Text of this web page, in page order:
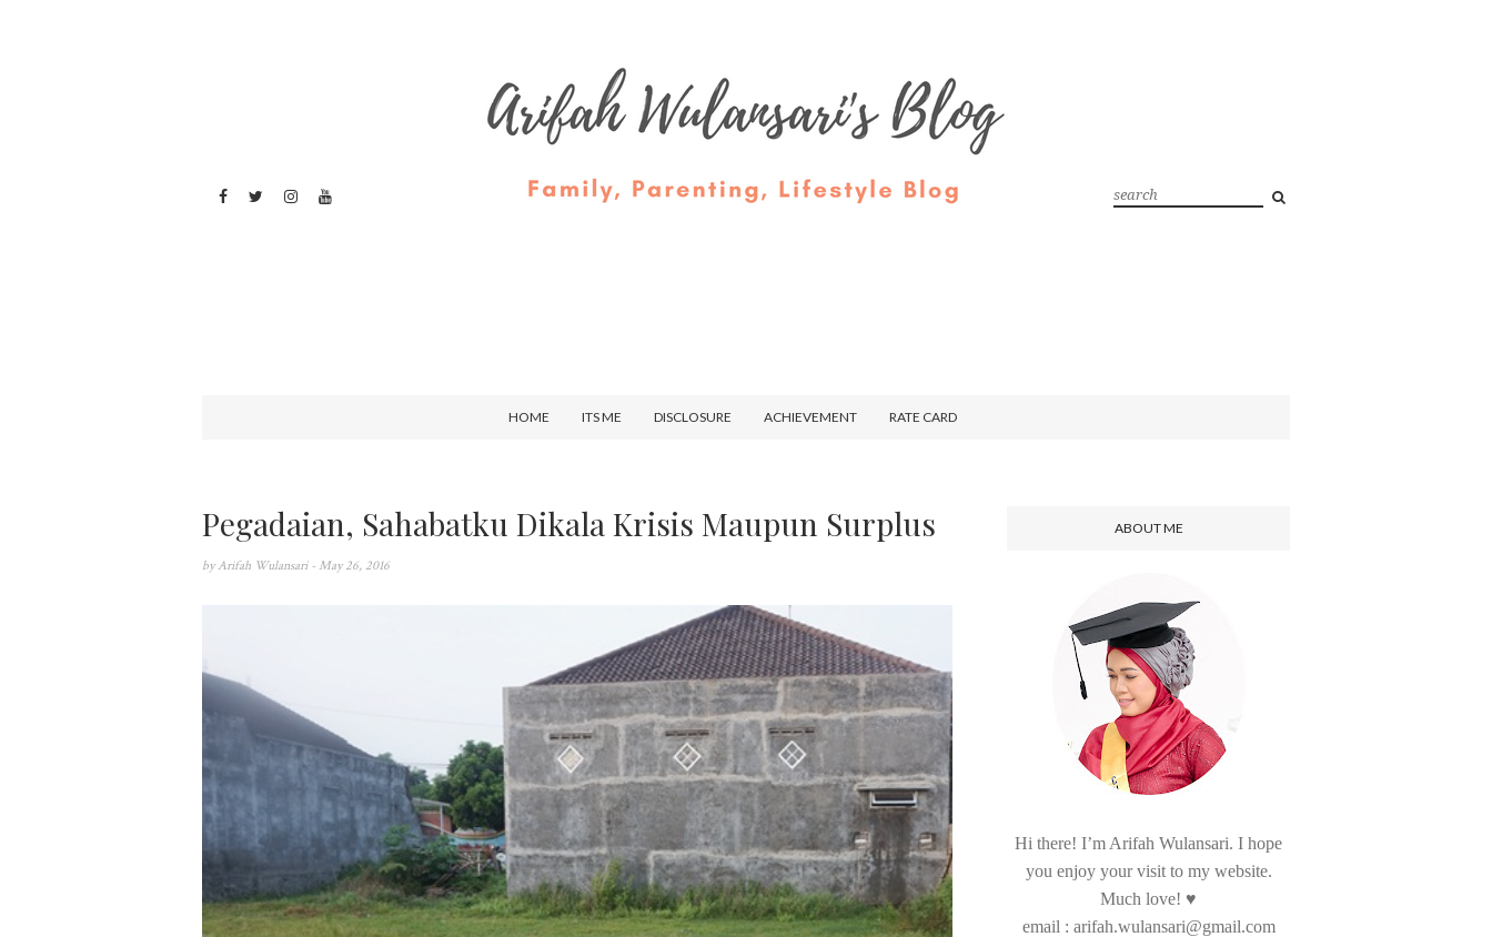
HOME ITS ME DISCLOSURE ACHIEVEMENT RATE CARD
Pegadaian, Sahabatku Dikala Krisis Maupun Surplus
by Arifah Wulansari - May 26, 2016
ABOUT ME
Hi there! I’m Arifah Wulansari. I hope
you enjoy your visit to my website.
Much love! ♥
email : arifah.wulansari@gmail.com